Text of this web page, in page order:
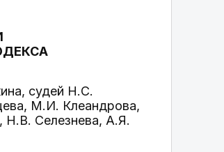
судей Н.С.
М.И. Клеандрова,
Селезнева, А.Я.